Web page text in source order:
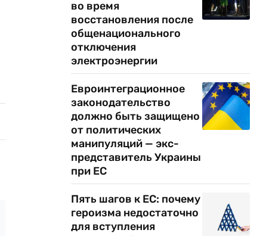
во время
восстановления после
общенационального
отключения
электроэнергии
Евроинтеграционное
законодательство
должно быть защищено
от политических
манипуляций — экс-
представитель Украины
при ЕС
Пять шагов к ЕС: почему
героизма недостаточно
для вступления